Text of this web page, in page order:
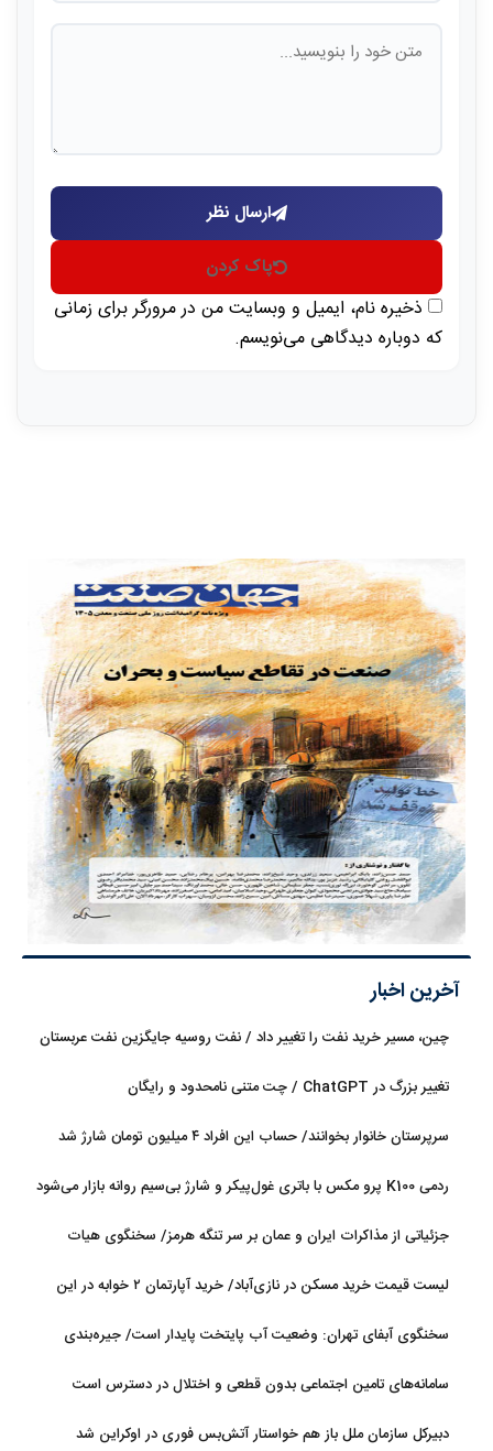
ارسال نظر
پاک کردن
ذخیره نام، ایمیل و وبسایت من در مرورگر برای زمانی
که دوباره دیدگاهی می‌نویسم.
آخرین اخبار
چین، مسیر خرید نفت را تغییر داد / نفت روسیه جایگزین نفت عربستان
تغییر بزرگ در ChatGPT / چت متنی نامحدود و رایگان
سرپرستان خانوار بخوانند/ حساب این افراد ۴ میلیون تومان شارژ شد
ردمی K100 پرو مکس با باتری غول‌پیکر و شارژ بی‌سیم روانه بازار می‌شود
جزئیاتی از مذاکرات ایران و عمان بر سر تنگه هرمز/ سخنگوی هیات
لیست قیمت خرید مسکن در نازی‌آباد/ خرید آپارتمان ۲ خوابه در این
سخنگوی آبفای تهران: وضعیت آب پایتخت پایدار است/ جیره‌بندی
سامانه‌های تامین اجتماعی بدون قطعی و اختلال در دسترس است
دبیرکل سازمان ملل باز هم خواستار آتش‌بس فوری در اوکراین شد